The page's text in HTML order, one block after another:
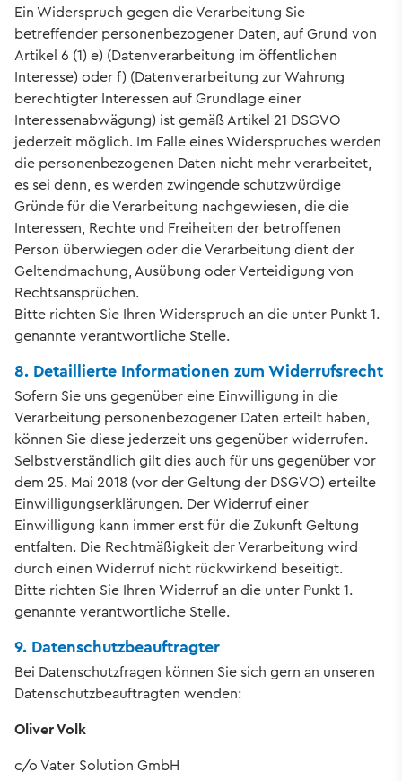
Ein Widerspruch gegen die Verarbeitung Sie
betreffender personenbezogener Daten, auf Grund von
Artikel 6 (1) e) (Datenverarbeitung im öffentlichen
Interesse) oder f) (Datenverarbeitung zur Wahrung
berechtigter Interessen auf Grundlage einer
Interessenabwägung) ist gemäß Artikel 21 DSGVO
jederzeit möglich. Im Falle eines Widerspruches werden
die personenbezogenen Daten nicht mehr verarbeitet,
es sei denn, es werden zwingende schutzwürdige
Gründe für die Verarbeitung nachgewiesen, die die
Interessen, Rechte und Freiheiten der betroffenen
Person überwiegen oder die Verarbeitung dient der
Geltendmachung, Ausübung oder Verteidigung von
Rechtsansprüchen.
Bitte richten Sie Ihren Widerspruch an die unter Punkt 1.
genannte verantwortliche Stelle.
8. Detaillierte Informationen zum Widerrufsrecht
Sofern Sie uns gegenüber eine Einwilligung in die
Verarbeitung personenbezogener Daten erteilt haben,
können Sie diese jederzeit uns gegenüber widerrufen.
Selbstverständlich gilt dies auch für uns gegenüber vor
dem 25. Mai 2018 (vor der Geltung der DSGVO) erteilte
Einwilligungserklärungen. Der Widerruf einer
Einwilligung kann immer erst für die Zukunft Geltung
entfalten. Die Rechtmäßigkeit der Verarbeitung wird
durch einen Widerruf nicht rückwirkend beseitigt.
Bitte richten Sie Ihren Widerruf an die unter Punkt 1.
genannte verantwortliche Stelle.
9. Datenschutzbeauftragter
Bei Datenschutzfragen können Sie sich gern an unseren
Datenschutzbeauftragten wenden:
Oliver Volk
c/o Vater Solution GmbH